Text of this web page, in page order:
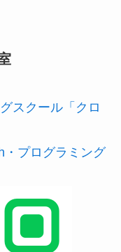
スクール「クロ
・プログラミング